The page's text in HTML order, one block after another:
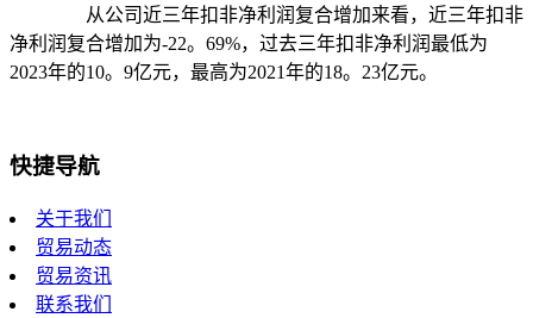
从公司近三年扣非净利润复合增加来看，近三年扣非
净利润复合增加为-22。69%，过去三年扣非净利润最低为
2023年的10。9亿元，最高为2021年的18。23亿元。
快捷导航
关于我们
贸易动态
贸易资讯
联系我们